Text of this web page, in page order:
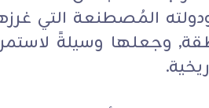
المُصطنعة التي
وجعلها وسيلةً